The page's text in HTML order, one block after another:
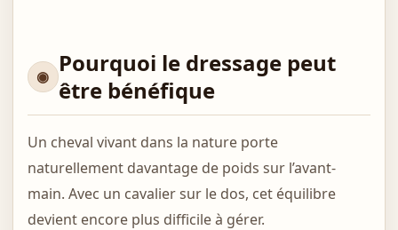
Pourquoi le dressage peut
être bénéfique
Un cheval vivant dans la nature porte
naturellement davantage de poids sur l’avant-
main. Avec un cavalier sur le dos, cet équilibre
devient encore plus difficile à gérer.